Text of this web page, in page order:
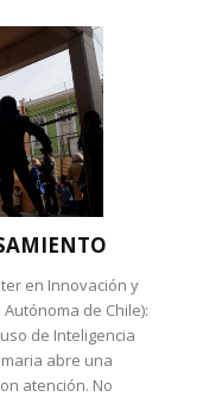
en Innovación y
de Chile):
de Inteligencia
abre una
atención. No